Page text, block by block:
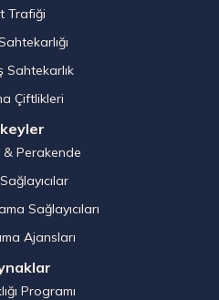
Trafiği
Sahtekarlık
Çiftlikleri
Perakende
Sağlayıcıları
Ajansları
Programı